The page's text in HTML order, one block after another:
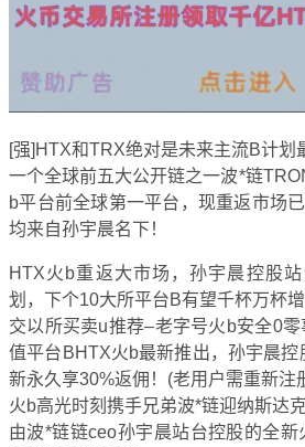
[强]HTX和TRX绝对是未来主流B计划
一个全球前五大公开链之一波*链
b平台前全球第一平台，现重返市场
均来自孙宇晨名下！
HTX火b重返大市场，孙宇晨控股
划，下个10大所平台B有望千杯万杯增
交以所买卖u推荐–老字号火b安全0
值平台BHTX火b最新推出，孙宇晨控
新永久享30%返佣！(老用户需重新注
火b高光时刻携手兄弟波*链迎纳斯达
由波*链链ceo孙宇晨站台控股的全